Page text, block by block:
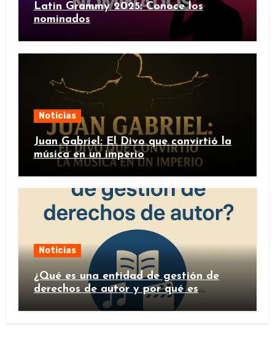
Latin Grammy 2025: Conoce los
nominados
Noticias
Juan Gabriel: El Divo que convirtió la
música en un imperio
Noticias
¿Qué es una entidad de gestión de
derechos de autor y por qué es
importante?